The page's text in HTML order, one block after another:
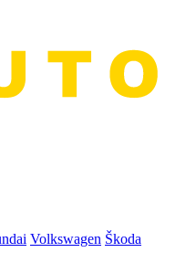
Volkswagen Škoda